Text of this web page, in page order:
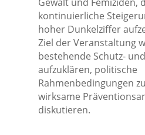
Gewalt und Femiziden,
kontinuierliche
hoher Dunkelziffer
Ziel der Veranstaltung
bestehende Schutz-
aufzuklären, politische
Rahmenbedingungen
wirksame
diskutieren.